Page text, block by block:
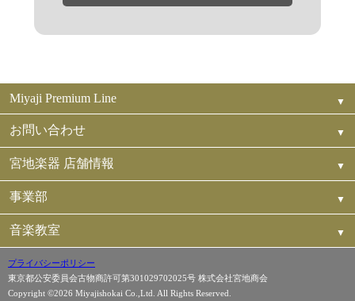
Miyaji Premium Line
お問い合わせ
宮地楽器 店舗情報
事業部
音楽教室
プライバシーポリシー
東京都公安委員会古物商許可第301029702025号 株式会社宮地商会
Copyright ©2026 Miyajishokai Co.,Ltd. All Rights Reserved.